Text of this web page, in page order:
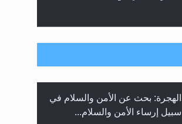
إتمام حفظ القرآن الكريم لثلاثة
حفل توزيع الشهادات في الجامعة
الأحمدية بنيجيريا لعام 2025
الهجرة: بحث عن الأمن والسلام في
سبيل إرساء الأمن والسلام...